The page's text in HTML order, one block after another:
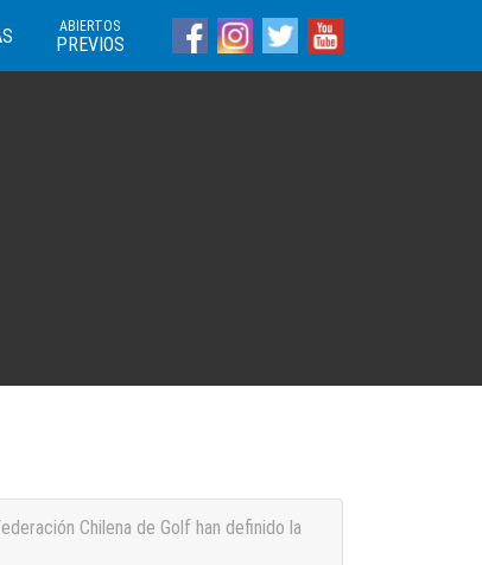
ABIERTOS
PREVIOS
Chilena de Golf han definido la